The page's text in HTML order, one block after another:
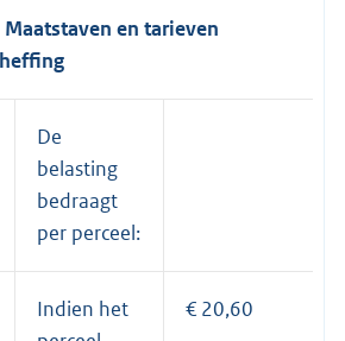
en tarieven
De
belasting
bedraagt
per perceel:
Indien het
€ 20,60